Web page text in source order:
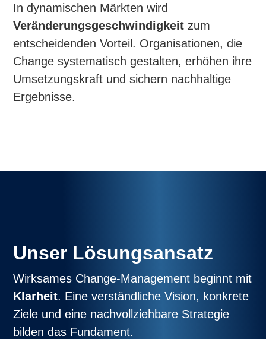
In dynamischen Märkten wird
Veränderungsgeschwindigkeit zum
entscheidenden Vorteil. Organisationen, die
Change systematisch gestalten, erhöhen ihre
Umsetzungskraft und sichern nachhaltige
Ergebnisse.
Unser Lösungsansatz
Wirksames Change-Management beginnt mit
Klarheit. Eine verständliche Vision, konkrete
Ziele und eine nachvollziehbare Strategie
bilden das Fundament.